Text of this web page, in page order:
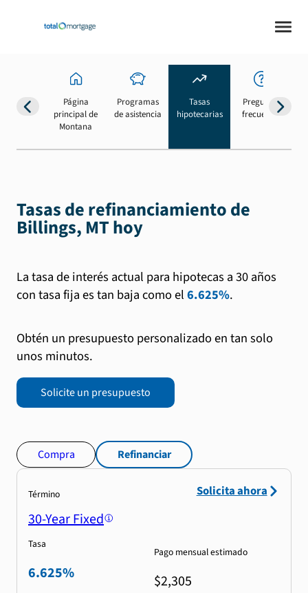
Página
principal de
Montana
Programas
de asistencia
Tasas
hipotecarias
Preguntas
frecuentes
Tasas de refinanciamiento de
Billings, MT hoy
La tasa de interés actual para hipotecas a 30 años
con tasa fija es tan baja como el6.625%.
Obtén un presupuesto personalizado en tan solo
unos minutos.
Solicite un presupuesto
Compra Refinanciar
Término
30-Year Fixed
Tasa
6.625%
Pago mensual estimado
$2,305
Solicita ahora